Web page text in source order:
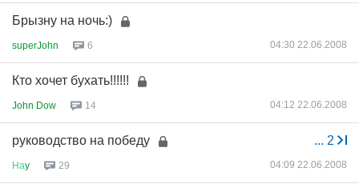
Брызну на ночь:)
superJohn 6 04:30 22.06.2008
Кто хочет бухать!!!!!!
John Dow 14 04:12 22.06.2008
... 2
руководство на победу
Наy 29 04:09 22.06.2008